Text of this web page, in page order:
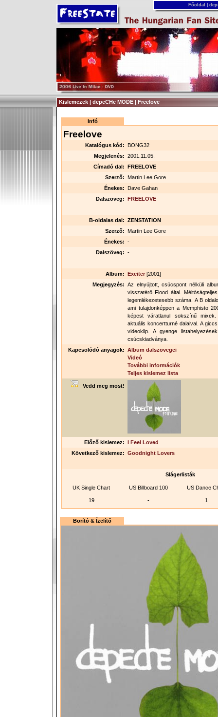
Főoldal
Kislemezek | depeCHe MODE | Freelove
Infó
Freelove
Katalógus kód: BONG32
Megjelenés: 2001.11.05.
Címadó dal: FREELOVE
Szerző: Martin Lee Gore
Énekes: Dave Gahan
Dalszöveg: FREELOVE
B-oldalas dal: ZENSTATION
Szerző: Martin Lee Gore
Énekes: -
Dalszöveg: -
Album: Exciter [2001]
Megjegyzés: Az elnyújtott, csúcspont nélküli
visszatérő Flood által.
legemlékezetesebb száma. A B
ami tulajdonképpen a Memphisto
képest váratlanul sokszínű
aktuális koncertturné dalaival. A
videoklip. A gyenge
csúcskiadványa.
Kapcsolódó anyagok: Album dalszövegei
Videó
További információk
Teljes kislemez lista
Vedd meg most!
Előző kislemez: I Feel Loved
Következő kislemez: Goodnight Lovers
Slágerlisták
UK Single Chart US Billboard 100 US Dance
19 - 1
Borító & Ízelítő